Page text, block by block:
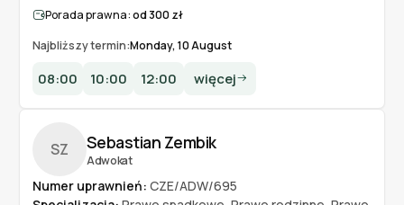
Porada prawna:od 300 zł
Najbliższy termin:Monday, 10 August
08:00 10:00 12:00 więcej
SZ
Adwokat
Sebastian Zembik
Numer uprawnień: CZE/ADW/695